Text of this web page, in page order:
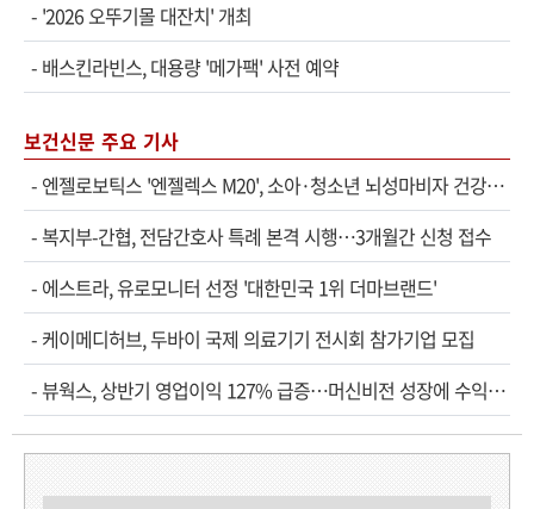
- '2026 오뚜기몰 대잔치' 개최
- 배스킨라빈스, 대용량 '메가팩' 사전 예약
보건신문 주요 기사
- 엔젤로보틱스 '엔젤렉스 M20', 소아·청소년 뇌성마비자 건강보험 확대 적용
- 복지부-간협, 전담간호사 특례 본격 시행…3개월간 신청 접수
- 에스트라, 유로모니터 선정 '대한민국 1위 더마브랜드'
- 케이메디허브, 두바이 국제 의료기기 전시회 참가기업 모집
- 뷰웍스, 상반기 영업이익 127% 급증…머신비전 성장에 수익성 개선